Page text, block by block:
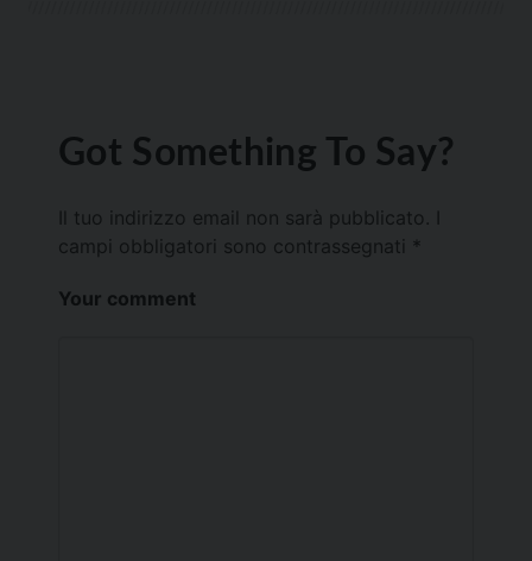
Got Something To Say?
Il tuo indirizzo email non sarà pubblicato.
campi obbligatori sono contrassegnati *
Your comment